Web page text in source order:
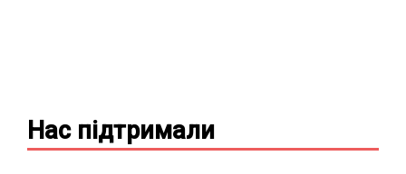
Нас підтримали